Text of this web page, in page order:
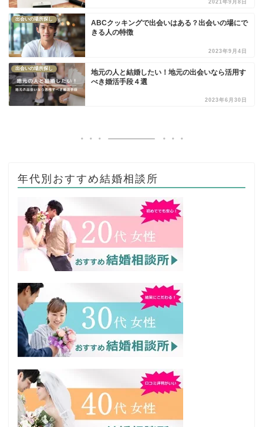
2021年9月8日
出会いの場所探し
ABCクッキングで出会いはある？出会いの場にで
きる人の特徴
2023年9月4日
出会いの場所探し
地元の人と結婚したい！地元の出会いなら活用す
べき婚活手段４選
2023年6月30日
年代別おすすめ結婚相談所